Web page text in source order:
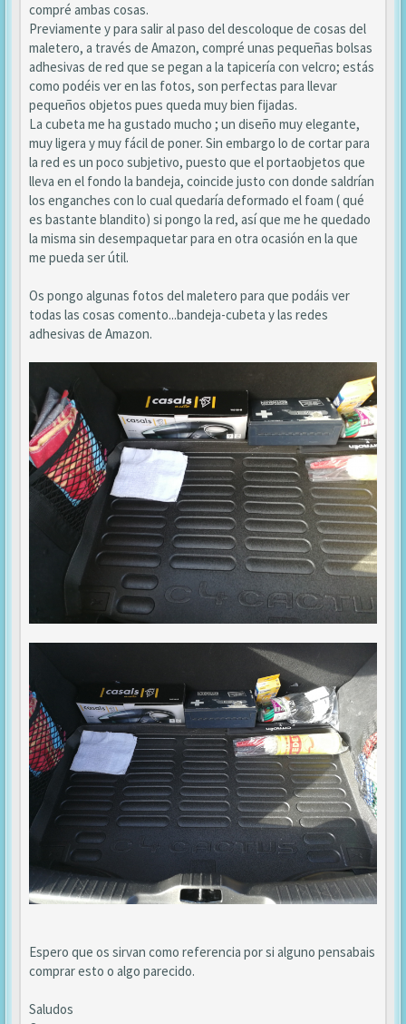
compré ambas cosas.
Previamente y para salir al paso del descoloque de cosas del
maletero, a través de Amazon, compré unas pequeñas bolsas
adhesivas de red que se pegan a la tapicería con velcro; estás
como podéis ver en las fotos, son perfectas para llevar
pequeños objetos pues queda muy bien fijadas.
La cubeta me ha gustado mucho ; un diseño muy elegante,
muy ligera y muy fácil de poner. Sin embargo lo de cortar para
la red es un poco subjetivo, puesto que el portaobjetos que
lleva en el fondo la bandeja, coincide justo con donde saldrían
los enganches con lo cual quedaría deformado el foam ( qué
es bastante blandito) si pongo la red, así que me he quedado
la misma sin desempaquetar para en otra ocasión en la que
me pueda ser útil.
Os pongo algunas fotos del maletero para que podáis ver
todas las cosas comento...bandeja-cubeta y las redes
adhesivas de Amazon.
Espero que os sirvan como referencia por si alguno pensabais
comprar esto o algo parecido.
Saludos